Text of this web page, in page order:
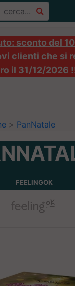
sconto del
clienti che si
il 31/12/2026
> PanNatale
FEELINGOK